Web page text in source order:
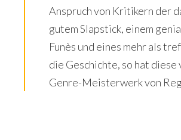
Anspruch von Kritikern der
gutem Slapstick, einem
Funès und eines mehr als
die Geschichte, so hat
Genre-Meisterwerk von